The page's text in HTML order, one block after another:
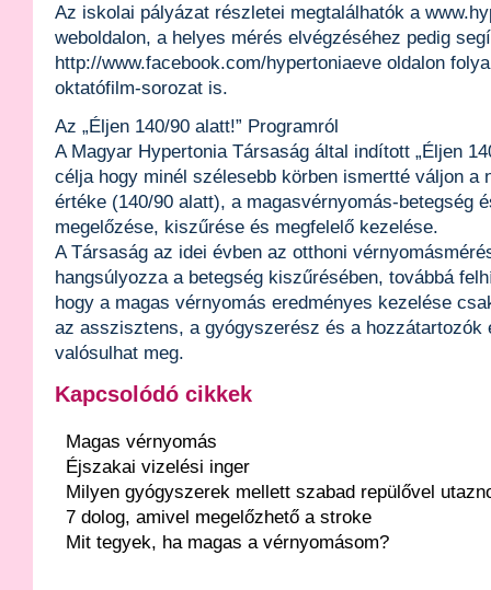
Az iskolai pályázat részletei megtalálhatók a
weboldalon, a helyes mérés elvégzéséhez pedig
http://www.facebook.com/hypertoniaeve oldalon
oktatófilm-sorozat is.
Az „Éljen 140/90 alatt!” Programról
A Magyar Hypertonia Társaság által indított „Éljen
célja hogy minél szélesebb körben ismertté váljon a
értéke (140/90 alatt), a magasvérnyomás-betegség
megelőzése, kiszűrése és megfelelő kezelése.
A Társaság az idei évben az otthoni
hangsúlyozza a betegség kiszűrésében, továbbá
hogy a magas vérnyomás eredményes kezelése
az asszisztens, a gyógyszerész és a hozzátartozók
valósulhat meg.
Kapcsolódó cikkek
Magas vérnyomás
Éjszakai vizelési inger
Milyen gyógyszerek mellett szabad repülővel
7 dolog, amivel megelőzhető a stroke
Mit tegyek, ha magas a vérnyomásom?